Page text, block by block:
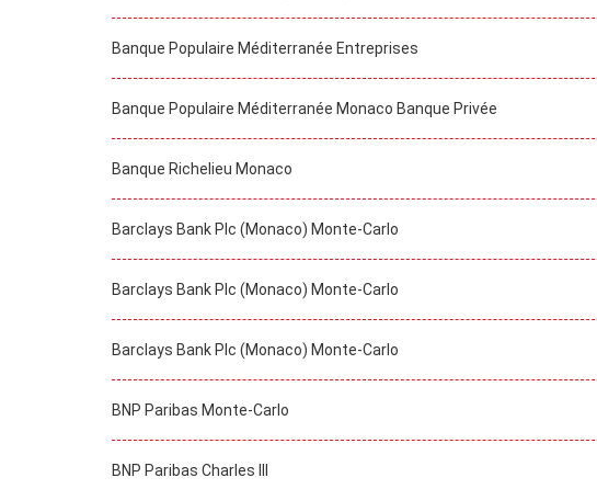
Banque Populaire Méditerranée Entreprises
Banque Populaire Méditerranée Monaco Banque Privée
Banque Richelieu Monaco
Barclays Bank Plc (Monaco) Monte-Carlo
Barclays Bank Plc (Monaco) Monte-Carlo
Barclays Bank Plc (Monaco) Monte-Carlo
BNP Paribas Monte-Carlo
BNP Paribas Charles III